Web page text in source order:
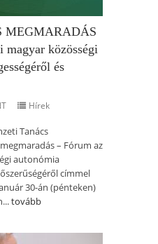
MEGMARADÁS
magyar közösségi
és
Hírek
Tanács
– Fórum az
autonómia
címmel
30-án (pénteken)
tovább